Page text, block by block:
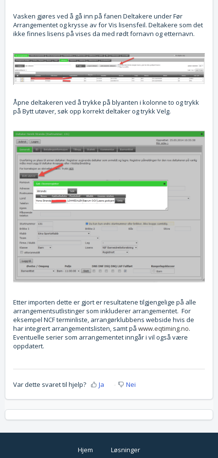
Vasken gjøres ved å gå inn på fanen Deltakere under Før
Arrangementet og krysse av for Vis lisensfeil. Deltakere som det
ikke finnes lisens på vises da med rødt fornavn og etternavn.
Åpne deltakeren ved å trykke på blyanten i kolonne to og trykk
på Bytt utøver, søk opp korrekt deltaker og trykk Velg.
Etter importen dette er gjort er resultatene tilgjengelige på alle
arrangementsutlistinger som inkluderer arrangementet. For
eksempel NCF terminliste, arrangørklubbens webside hvis de
har integrert arrangementslisten, samt på www.eqtiming.no.
Eventuelle serier som arrangementet inngår i vil også være
oppdatert.
Var dette svaret til hjelp? Ja Nei
Hjem Løsninger